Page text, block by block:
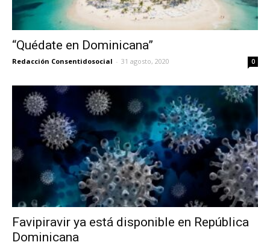
“Quédate en Dominicana”
Redacción Consentidosocial - 31 agosto, 2020 0
Favipiravir ya está disponible en República
Dominicana